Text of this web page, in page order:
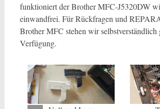
funktioniert der Brother MFC-J5320DW
einwandfrei. Für Rückfragen und
Brother MFC stehen wir selbstverständlich
Verfügung.